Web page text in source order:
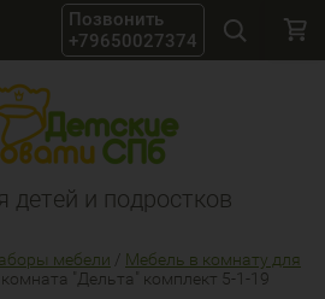
+79650027374
детей и подростков
мебели / Мебель в комнату для
"Дельта" комплект 5-1-19